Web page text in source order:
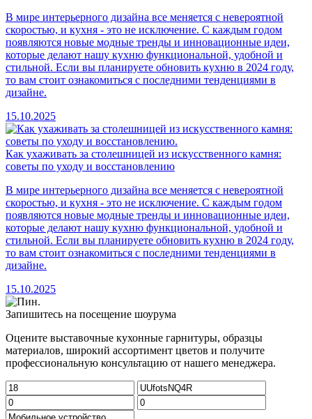
В мире интерьерного дизайна все меняется с невероятной
скоростью, и кухня - это не исключение. С каждым годом
появляются новые модные тренды и инновационные идеи,
которые делают нашу кухню функциональной, удобной и
стильной. Если вы планируете обновить кухню в 2024 году,
то вам стоит ознакомиться с последними тенденциями в
дизайне.
15.10.2025
Как ухаживать за столешницей из искусственного камня:
советы по уходу и восстановлению
В мире интерьерного дизайна все меняется с невероятной
скоростью, и кухня - это не исключение. С каждым годом
появляются новые модные тренды и инновационные идеи,
которые делают нашу кухню функциональной, удобной и
стильной. Если вы планируете обновить кухню в 2024 году,
то вам стоит ознакомиться с последними тенденциями в
дизайне.
15.10.2025
Запишитесь на посещение шоурума
Оцените выставочные кухонные гарнитуры, образцы
материалов, широкий ассортимент цветов и получите
профессиональную консультацию от нашего менеджера.